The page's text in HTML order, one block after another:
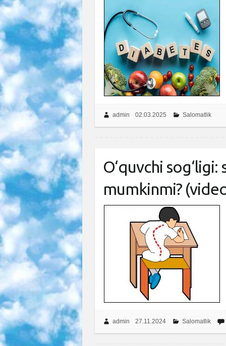
admin 02.03.2025 Salomatlik
O‘quvchi
mumkinmi?
admin 27.11.2024 Salomatlik